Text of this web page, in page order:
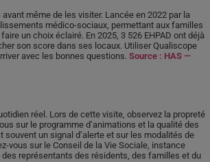
même de les visiter. Lancée en 2022 par la
médico-sociaux, permettant aux familles
un choix éclairé. En 2025, 3 526 EHPAD ont déjà
son score dans ses locaux. Utiliser Qualiscope
avec les bonnes questions. Source : HAS —
réel. Lors de cette visite, observez la propreté
sur le programme d’animations et la qualité des
un signal d’alerte et sur les modalités de
vous sur le Conseil de la Vie Sociale, instance
représentants des résidents, des familles et du